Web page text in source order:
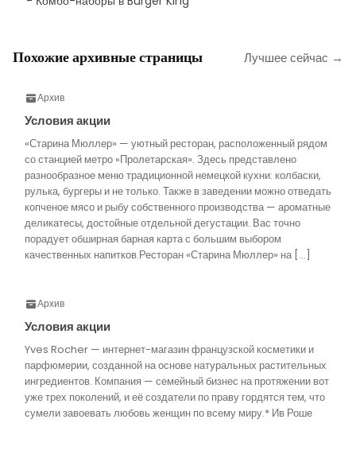
Похожие архивные страницы Лучшее сейчас →
Архив
Условия акции
«Старина Мюллер» — уютный ресторан, расположенный рядом
со станцией метро «Пролетарская». Здесь представлено
разнообразное меню традиционной немецкой кухни: колбаски,
рулька, бургеры и не только. Также в заведении можно отведать
копченое мясо и рыбу собственного производства — ароматные
деликатесы, достойные отдельной дегустации. Вас точно
порадует обширная барная карта с большим выбором
качественных напитков.Ресторан «Старина Мюллер» на […]
Архив
Условия акции
Yves Rocher — интернет-магазин французской косметики и
парфюмерии, созданной на основе натуральных растительных
ингредиентов. Компания — семейный бизнес на протяжении вот
уже трех поколений, и её создатели по праву гордятся тем, что
сумели завоевать любовь женщин по всему миру.* Ив Роше